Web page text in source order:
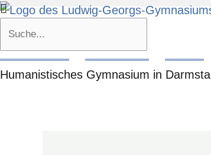
Zum
Ludwig-Georgs-
Humanistisches Gymnasium in
Suche